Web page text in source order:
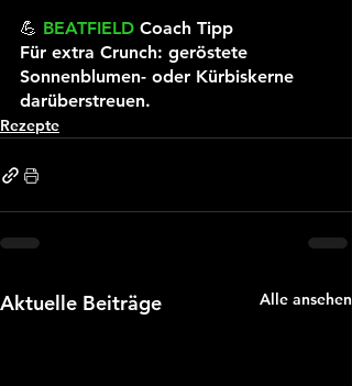
💪 BEATFIELD Coach Tipp
Für extra Crunch: geröstete
Sonnenblumen- oder Kürbiskerne
darüberstreuen.
Rezepte
Aktuelle Beiträge Alle ansehen